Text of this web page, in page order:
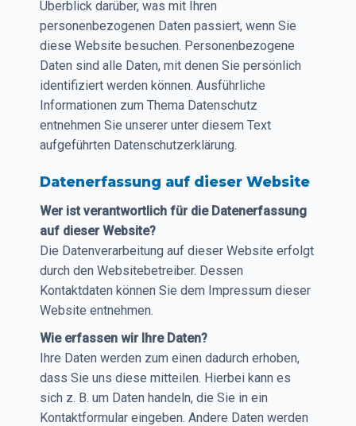
Überblick darüber, was mit Ihren
personenbezogenen Daten passiert, wenn Sie
diese Website besuchen. Personenbezogene
Daten sind alle Daten, mit denen Sie persönlich
identifiziert werden können. Ausführliche
Informationen zum Thema Datenschutz
entnehmen Sie unserer unter diesem Text
aufgeführten Datenschutzerklärung.
Datenerfassung auf dieser Website
Wer ist verantwortlich für die Datenerfassung
auf dieser Website?
Die Datenverarbeitung auf dieser Website erfolgt
durch den Websitebetreiber. Dessen
Kontaktdaten können Sie dem Impressum dieser
Website entnehmen.
Wie erfassen wir Ihre Daten?
Ihre Daten werden zum einen dadurch erhoben,
dass Sie uns diese mitteilen. Hierbei kann es
sich z. B. um Daten handeln, die Sie in ein
Kontaktformular eingeben. Andere Daten werden